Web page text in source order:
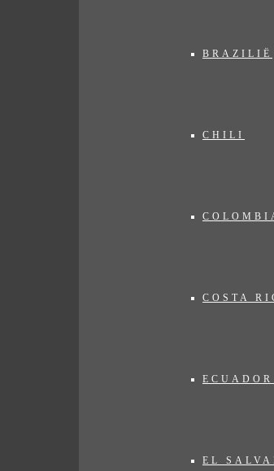
BRAZILIË
CHILI
COSTA
EL